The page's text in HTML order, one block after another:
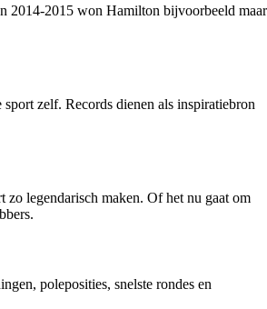
2014-2015 won Hamilton bijvoorbeeld maar
zelf. Records dienen als inspiratiebron
zo legendarisch maken. Of het nu gaat om
poleposities, snelste rondes en